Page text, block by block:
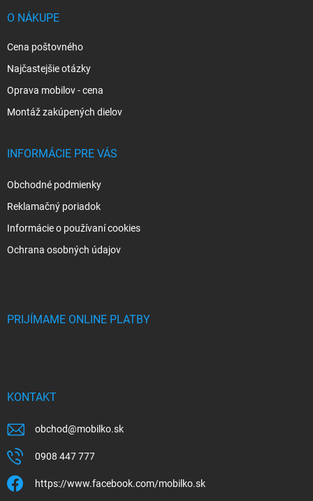
O NÁKUPE
Cena poštovného
Najčastejšie otázky
Oprava mobilov - cena
Montáž zakúpených dielov
INFORMÁCIE PRE VÁS
Obchodné podmienky
Reklamačný poriadok
Informácie o používaní cookies
Ochrana osobných údajov
PRIJÍMAME ONLINE PLATBY
KONTAKT
obchod@mobilko.sk
0908 447 777
https://www.facebook.com/mobilko.sk